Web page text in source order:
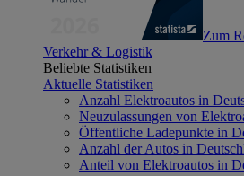
Zum
Verkehr & Logistik
Beliebte Statistiken
Aktuelle Statistiken
Anzahl Elektroautos in
Neuzulassungen von
Öffentliche Ladepunkte in
Anzahl der Autos in
Anteil von Elektroautos in